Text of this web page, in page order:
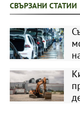
СВЪРЗАНИ СТАТИИ